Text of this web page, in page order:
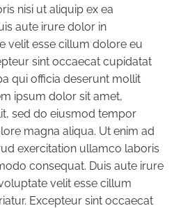
nisi ut aliquip ex ea
aute irure dolor in
velit esse cillum dolore eu
sint occaecat cupidatat
qui officia deserunt mollit
ipsum dolor sit amet,
sed do eiusmod tempor
magna aliqua. Ut enim ad
exercitation ullamco laboris
consequat. Duis aute irure
velit esse cillum
Excepteur sint occaecat